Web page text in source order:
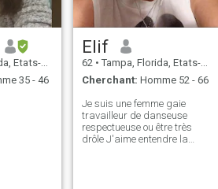
Unis
35 - 46
Elif
62 • Tampa, Florida, Etats-Unis
Cherchant: Homme 52 - 66
Je suis une femme gaie
travailleur de danseuse
respectueuse ou être très
drôle J'aime entendre la